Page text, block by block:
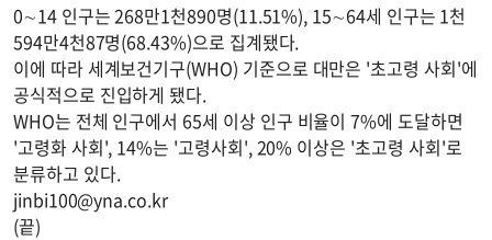
0∼14 인구는 268만1천890명(11.51%), 15∼64세 인구는 1천
594만4천87명(68.43%)으로 집계됐다.
이에 따라 세계보건기구(WHO) 기준으로 대만은 '초고령 사회'에
공식적으로 진입하게 됐다.
WHO는 전체 인구에서 65세 이상 인구 비율이 7%에 도달하면
'고령화 사회', 14%는 '고령사회', 20% 이상은 '초고령 사회'로
분류하고 있다.
jinbi100@yna.co.kr
(끝)